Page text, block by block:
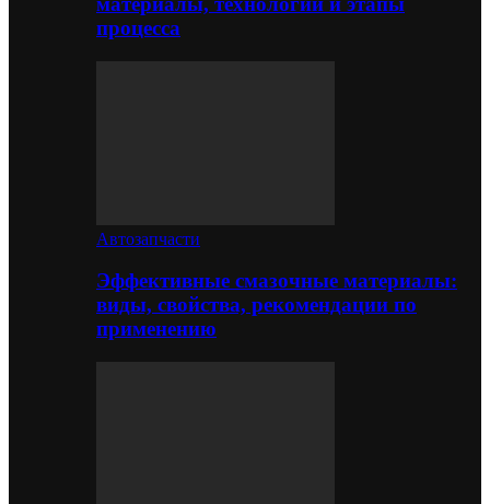
процесса
Автозапчасти
Эффективные смазочные материалы:
виды, свойства, рекомендации по
применению